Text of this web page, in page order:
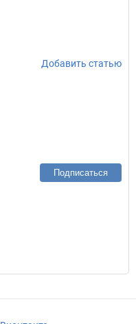
Добавить статью
Подписаться